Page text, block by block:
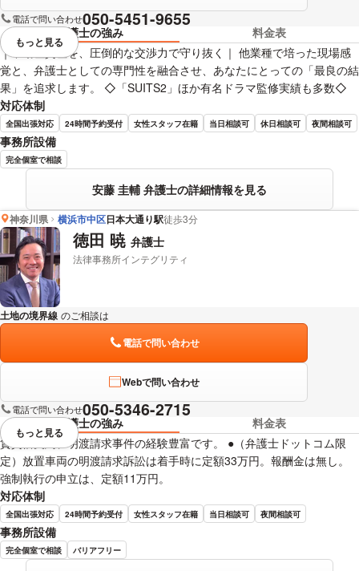
電話で問い合わせ050-5451-9655
弁護士の強み
料金表
｜不動産資産を、圧倒的な交渉力で守り抜く｜ 他業種で培った現場感
覚と、弁護士としての専門性を融合させ、あなたにとっての「最良の結
果」を追求します。 ◇「SUITS2」ほか有名ドラマ監修実績も多数◇
対応体制
全国出張対応 24時間予約受付 女性スタッフ在籍 当日相談可 休日相談可 夜間相談可
事務所設備
完全個室で相談
安藤 圭輔 弁護士の詳細情報を見る
視覚的に省略されている要素を
もっと見る
神奈川県 横浜市中区日本大通り駅徒歩3分
徳田 暁 弁護士
法律事務所インテグリティ
土地の境界線 のご相談は
電話で問い合わせ
Webで問い合わせ
電話で問い合わせ050-5346-2715
弁護士の強み
料金表
賃貸借契約、明渡請求事件の経験豊富です。 ●（弁護士ドットコム限
定）放置車両の明渡請求訴訟は着手時に定額33万円。報酬金は無し。
強制執行の申立は、定額11万円。
対応体制
全国出張対応 24時間予約受付 女性スタッフ在籍 当日相談可 夜間相談可
事務所設備
完全個室で相談 バリアフリー
視覚的に省略されている要素を
もっと見る